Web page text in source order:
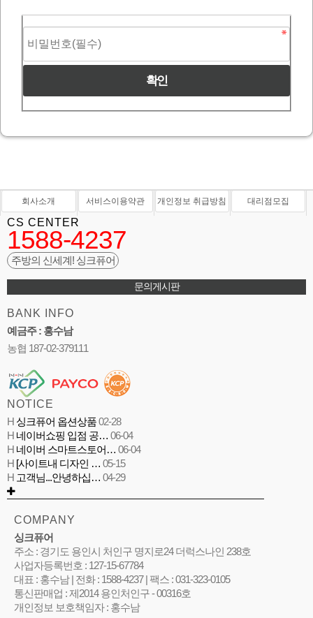
회사소개 서비스이용약관 개인정보 취급방침 대리점모집
CS CENTER
1588-4237
주방의 신세계! 싱크퓨어
문의게시판
BANK INFO
예금주 : 홍수남
농협 187-02-379111
NOTICE
H 싱크퓨어 옵션상품02-28
H 네이버쇼핑 입점 공… 06-04
H 네이버 스마트스토어… 06-04
H [사이트내 디자인 … 05-15
H 고객님...안녕하십… 04-29
COMPANY
싱크퓨어
주소 : 경기도 용인시 처인구 명지로24 더럭스나인 238호
사업자등록번호 : 127-15-67784
대표 : 홍수남 | 전화 : 1588-4237 | 팩스 : 031-323-0105
통신판매업 : 제2014 용인처인구 - 00316호
개인정보 보호책임자 : 홍수남